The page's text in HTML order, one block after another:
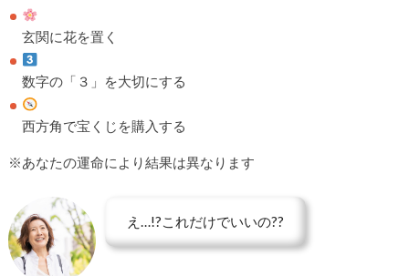
玄関に花を置く
数字の「３」を大切にする
西方角で宝くじを購入する
※あなたの運命により結果は異なります
え…!?これだけでいいの??